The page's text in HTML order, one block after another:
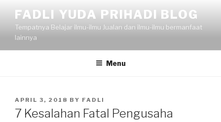
content
FADLI YUDA PRIHADI BLOG
Tempatnya Belajar ilmu-ilmu Jualan dan ilmu-ilmu bermanfaat
lainnya
Menu
POSTED
ON
APRIL 3, 2018 BY FADLI
7 Kesalahan Fatal Pengusaha